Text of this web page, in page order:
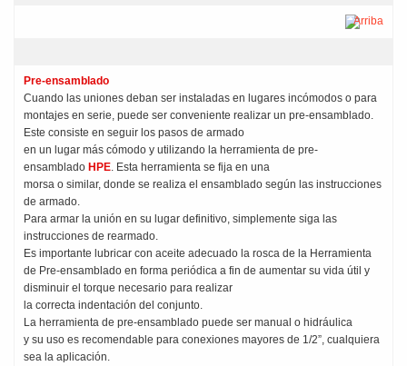
Arriba
Pre-ensamblado
Cuando las uniones deban ser instaladas en lugares incómodos o para
montajes en serie, puede ser conveniente realizar un pre-ensamblado.
Este consiste en seguir los pasos de armado
en un lugar más cómodo y utilizando la herramienta de pre-
ensamblado HPE. Esta herramienta se fija en una
morsa o similar, donde se realiza el ensamblado según las instrucciones
de armado.
Para armar la unión en su lugar definitivo, simplemente siga las
instrucciones de rearmado.
Es importante lubricar con aceite adecuado la rosca de la Herramienta
de Pre-ensamblado en forma periódica a fin de aumentar su vida útil y
disminuir el torque necesario para realizar
la correcta indentación del conjunto.
La herramienta de pre-ensamblado puede ser manual o hidráulica
y su uso es recomendable para conexiones mayores de 1/2”, cualquiera
sea la aplicación.